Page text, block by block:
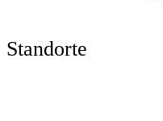
Standorte